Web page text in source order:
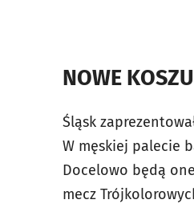
NOWE
Śląsk
W męskiej palecie
Docelowo będą
mecz